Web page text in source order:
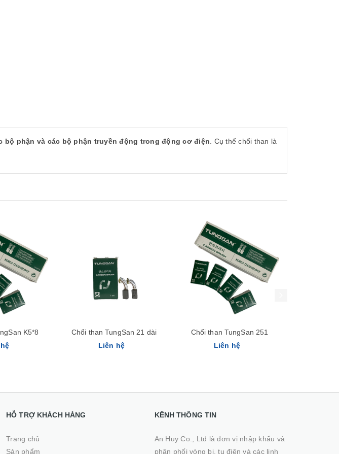
phận và các bộ phận truyền động trong động cơ điện . Cụ thể chổi than là
Xem nhanh Xem nhanh
K5*8
Chổi than TungSan 21 dài
Liên hệ
Chổi than TungSan 251
Liên hệ
HỖ TRỢ KHÁCH HÀNG
Trang chủ
Sản phẩm
KÊNH THÔNG TIN
An Huy Co., Ltd là đơn vị nhập khẩu và
phân phối vòng bi, tụ điện và các linh